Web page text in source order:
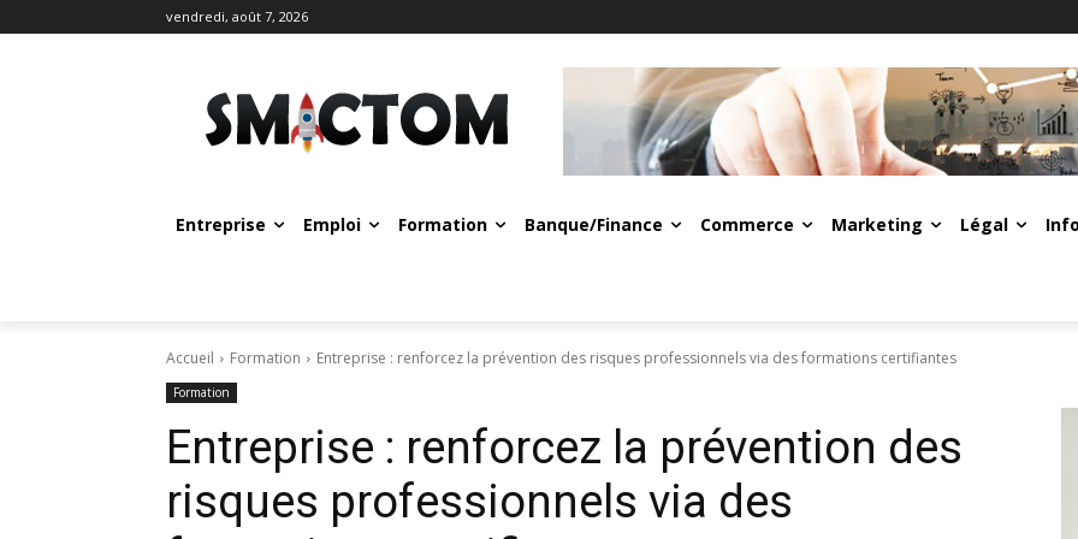
vendredi, août 7, 2026
Entreprise Emploi Formation Banque/Finance Commerce Marketing Légal
Accueil Formation Entreprise : renforcez la prévention des risques professionnels via des formations certifiantes
Formation
Entreprise : renforcez la prévention des
risques professionnels via des